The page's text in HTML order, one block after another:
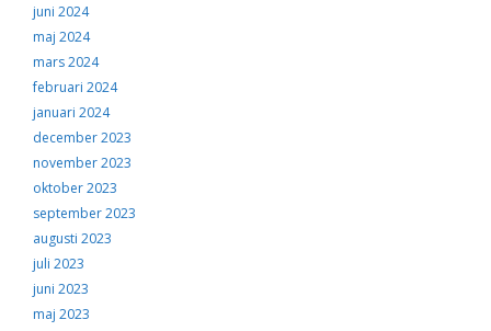
juni 2024
maj 2024
mars 2024
februari 2024
januari 2024
december 2023
november 2023
oktober 2023
september 2023
augusti 2023
juli 2023
juni 2023
maj 2023